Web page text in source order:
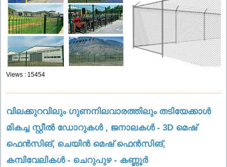
Views : 15454
വിലക്കുറവിലും ഗുണനിലവാരത്തിലും തടിയേക്കാൾ
മികച്ച സ്റ്റീൽ ഡോറുകൾ , ജനാലകൾ - 3D മെഷ്
ഫെൻസിങ്, ചെയിൻ മെഷ് ഫെൻസിങ്,
കമ്പിവേലികൾ - ചെറുപുഴ - കണ്ണൂർ